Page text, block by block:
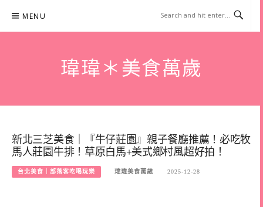
content
MENU
瑋瑋＊美食萬歲
新北三芝美食｜『牛仔莊園』親子餐廳推薦！必吃牧
馬人莊園牛排！草原白馬+美式鄉村風超好拍！
台北美食｜部落客吃喝玩樂 瑋瑋美食萬歲 2025-12-28